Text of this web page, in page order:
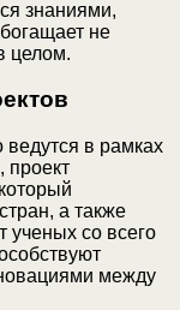
знаниями,
не
целом.
в рамках
проект
а также
ученых со всего
между